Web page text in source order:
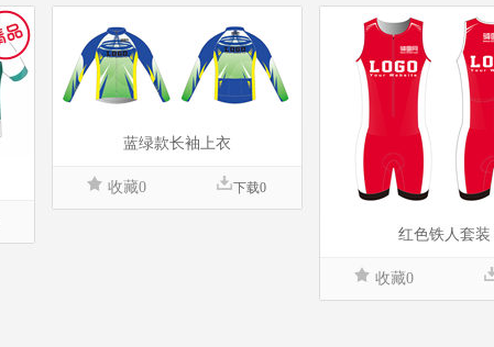
蓝绿款长袖上衣
收藏0 下载0
红色铁人套装
收藏0